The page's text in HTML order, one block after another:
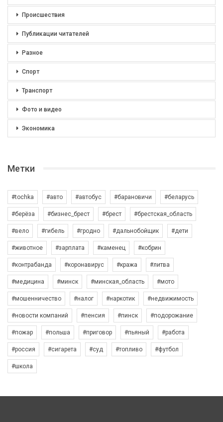
Происшествия
Публикации читателей
Разное
Спорт
Транспорт
Фото и видео
Экономика
Метки
#tochka #авто #автобус #барановичи #беларусь
#берёза #бизнес_брест #брест #брестская_область
#вело #гибель #гродно #дальнобойщик #дети
#животное #зарплата #каменец #кобрин
#контрабанда #коронавирус #кража #литва
#медицина #минск #минская_область #мото
#мошенничество #налог #наркотик #недвижимость
#новости компаний #пенсия #пинск #подорожание
#пожар #польша #приговор #пьяный #работа
#россия #сигарета #суд #топливо #футбол
#школа